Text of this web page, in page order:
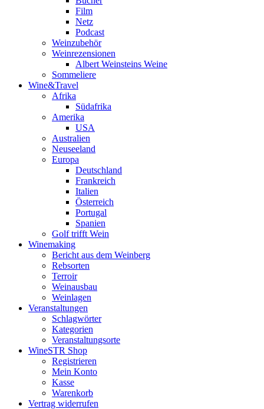
Film
Netz
Podcast
Weinzubehör
Weinrezensionen
Albert Weinsteins Weine
Sommeliere
Wine&Travel
Afrika
Südafrika
Amerika
USA
Australien
Neuseeland
Europa
Deutschland
Frankreich
Italien
Österreich
Portugal
Spanien
Golf trifft Wein
Winemaking
Bericht aus dem Weinberg
Rebsorten
Terroir
Weinausbau
Weinlagen
Veranstaltungen
Schlagwörter
Kategorien
Veranstaltungsorte
WineSTR Shop
Registrieren
Mein Konto
Kasse
Warenkorb
Vertrag widerrufen